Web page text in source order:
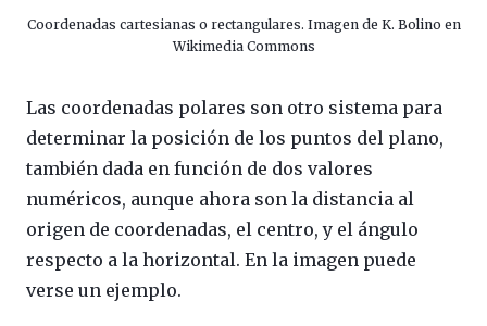
Coordenadas cartesianas o rectangulares. Imagen de K. Bolino en
Wikimedia Commons
Las coordenadas polares son otro sistema para
determinar la posición de los puntos del plano,
también dada en función de dos valores
numéricos, aunque ahora son la distancia al
origen de coordenadas, el centro, y el ángulo
respecto a la horizontal. En la imagen puede
verse un ejemplo.